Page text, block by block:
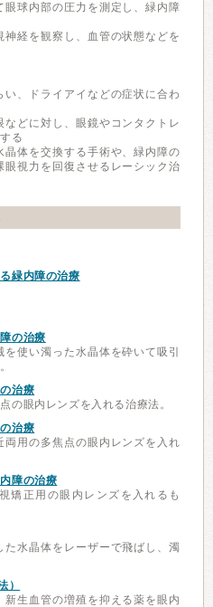
眼球内部の圧力を測定し、緑内障
神経を観察し、血管の状態などを
い、ドライアイなどの症状に合わ
などに対し、眼鏡やコンタクトレ
る
晶体を交換する手術や、緑内障の
視力を回復させるレーシック治
緑内障の治療
の治療
使い濁った水晶体を砕いて吸引
治療
の眼内レンズを入れる治療法。
治療
用の多焦点の眼内レンズを入れ
障の治療
矯正用の眼内レンズを入れるも
水晶体をレーザーで飛ばし、濁
）
生血管の増殖を抑える薬を眼内